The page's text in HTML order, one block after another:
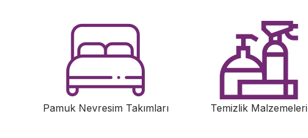
Pamuk Nevresim Takımları Temizlik Malzemeleri